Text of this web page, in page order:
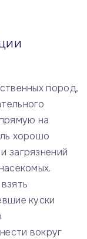
пород,
на
хорошо
загрязнений
куски
вокруг